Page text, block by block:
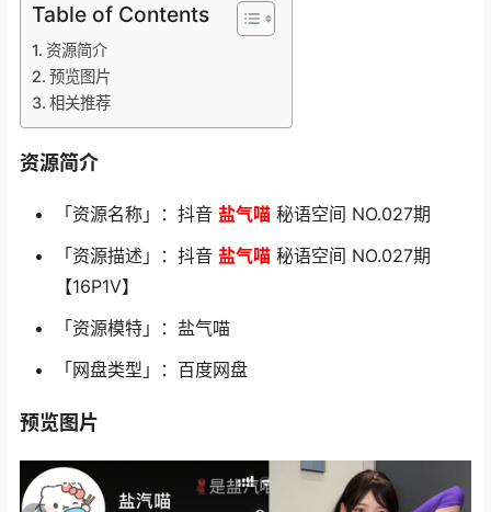
Table of Contents
资源简介
预览图片
相关推荐
资源简介
「资源名称」：抖音 盐气喵 秘语空间 NO.027期
「资源描述」：抖音 盐气喵 秘语空间 NO.027期
【16P1V】
「资源模特」：盐气喵
「网盘类型」：百度网盘
预览图片